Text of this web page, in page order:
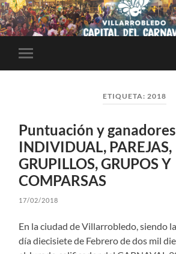
el
ETIQUETA: 2018
Puntuación y ganadores
INDIVIDUAL, PAREJAS,
GRUPILLOS, GRUPOS Y
COMPARSAS
17/02/2018
En la ciudad de Villarrobledo, siendo
día diecisiete de Febrero de dos mil